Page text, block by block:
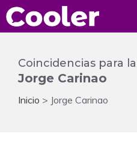
Saltar
al
Coincidencias para
Jorge Carinao
Inicio > Jorge Carinao